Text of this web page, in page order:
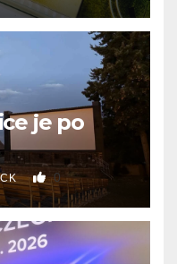
je po
0